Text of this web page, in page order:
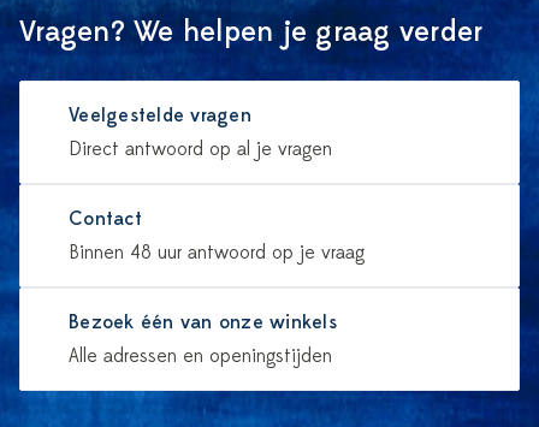
Vragen? We helpen je graag verder
Veelgestelde vragen
Direct antwoord op al je vragen
Contact
Binnen 48 uur antwoord op je vraag
Bezoek één van onze winkels
Alle adressen en openingstijden